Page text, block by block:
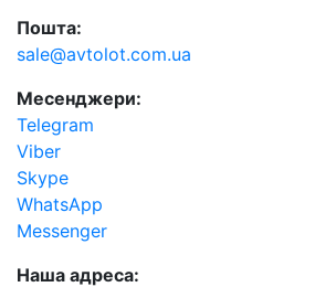
Пошта:
sale@avtolot.com.ua
Месенджери:
Telegram
Viber
Skype
WhatsApp
Messenger
Наша адреса: